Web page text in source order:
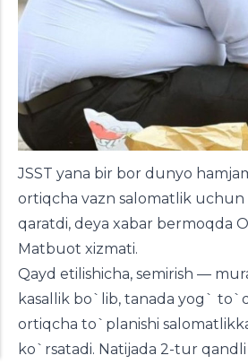
JSST yana bir bor dunyo
ortiqcha vazn salomatlik uchun
qaratdi, deya xabar bermoqda
Matbuot xizmati.
Qayd etilishicha, semirish —
kasallik bo`lib, tanada yog`
ortiqcha to`planishi
ko`rsatadi. Natijada 2-tur